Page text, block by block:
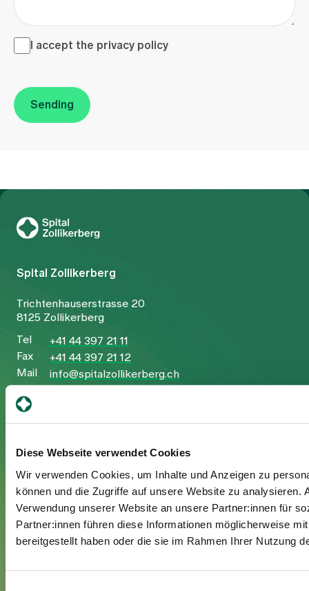
Diese Webseite verwendet Cookies
Wir verwenden Cookies, um Inhalte und Anzeigen zu
können und die Zugriffe auf unsere Website zu
Verwendung unserer Website an unsere Partner:innen für
Partner:innen führen diese Informationen möglicherweise
bereitgestellt haben oder die sie im Rahmen Ihrer Nutzung
I accept the <a href="/en/privacy-policy"
I accept the privacy policy
Sending
Your stay
Admission
Supplementary insured
Spital Zollikerberg
Trichtenhauserstrasse 20
8125 Zollikerberg
Tel
+41 44 397 21 11
Fax
+41 44 397 21 12
Mail
info@spitalzollikerberg.ch